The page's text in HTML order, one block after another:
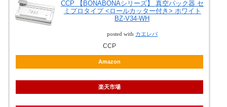
CCP 【BONABONAシリーズ】 真空パック器 セ
ミプロタイプ <ロールカッター付き> ホワイト
BZ-V34-WH
posted with カエレバ
CCP
Amazon
楽天市場